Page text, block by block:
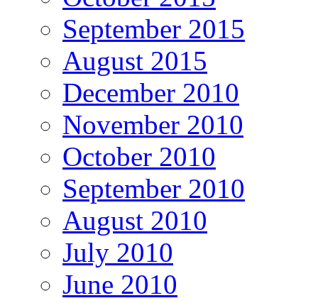
September 2015
August 2015
December 2010
November 2010
October 2010
September 2010
August 2010
July 2010
June 2010